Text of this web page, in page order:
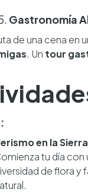
Gastronomía
de una cena en
. Un tour
en la
tu día con
de flora y